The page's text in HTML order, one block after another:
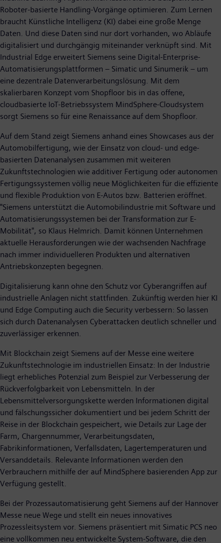
Roboter-basierte Handling-Vorgänge optimieren. Zum Lernen
braucht Künstliche Intelligenz (KI) dabei eine große Menge
Daten. Und diese Daten sind nur dort vorhanden, wo Abläufe
digitalisiert und durchgängig miteinander verknüpft sind. Mit
Industrial Edge erweitert Siemens seine Digital-Enterprise-
Automatisierungsplattformen – Simatic und Sinumerik – um
eine dezentrale Datenverarbeitungslösung. Mit dem
skalierbaren Konzept vom Shopfloor bis in das offene,
cloudbasierte IoT-Betriebssystem MindSphere-Cloudsystem
sorgt Siemens so für eine Renaissance auf dem Shopfloor.
Auf dem Stand zeigt Siemens anhand eines Showcases aus der
Automobilfertigung, wie der Einsatz von cloud- und edge-
basierten Datenanalysen zusammen mit weiteren
Zukunftstechnologien wie additiver Fertigung oder autonomen
Fertigungssystemen völlig neue Möglichkeiten für die effiziente
und flexible Produktion von E-Autos bzw. Batterien eröffnet.
"Siemens unterstützt die Automobilindustrie mit Software und
Automatisierungssystemen bei der Transformation zur E-
Mobilität", so Klaus Helmrich. Damit können Unternehmen
aktuelle Herausforderungen wie der wachsenden Nachfrage
nach immer individuelleren Produkten und alternativen
Antriebskonzepten begegnen.
Digitalisierung kann ohne den Schutz vor Cyberangriffen auf
industrielle Anlagen nicht stattfinden. Zukünftig werden hier KI
und Edge Computing auch die Security verbessern: So lassen
sich durch Datenanalysen Cyberattacken deutlich schneller und
zuverlässiger erkennen.
Mit Blockchain zeigt Siemens auf der Messe eine weitere
Zukunftstechnologie im industriellen Einsatz: In der Industrie
liegt erhebliches Potenzial zum Beispiel zur Verbesserung der
Rückverfolgbarkeit von Lebensmitteln. In der
Lebensmittelversorgungskette werden Informationen digital
und fälschungssicher dokumentiert und bei jedem Schritt der
Reise in der Blockchain gespeichert, wie Details zur Lage der
Farm, Chargennummer, Verarbeitungsdaten,
Fabrikinformationen, Verfallsdaten, Lagertemperaturen und
Versanddetails. Relevante Informationen werden den
Verbrauchern mithilfe der auf MindSphere basierenden App zur
Verfügung gestellt.
Bei der Prozessautomatisierung geht Siemens auf der Hannover
Messe neue Wege und stellt ein neues innovatives
Prozessleitsystem vor. Siemens präsentiert mit Simatic PCS neo
eine vollkommen neu entwickelte System-Software, die den